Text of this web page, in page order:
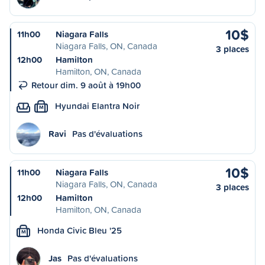
11h00
Niagara Falls
Niagara Falls, ON, Canada
12h00
Hamilton
Hamilton, ON, Canada
Retour dim. 9 août à 19h00
10$
3 places
M Hyundai Elantra Noir
Ravi Pas d'évaluations
11h00
Niagara Falls
Niagara Falls, ON, Canada
12h00
Hamilton
Hamilton, ON, Canada
10$
3 places
M Honda Civic Bleu '25
Jas Pas d'évaluations